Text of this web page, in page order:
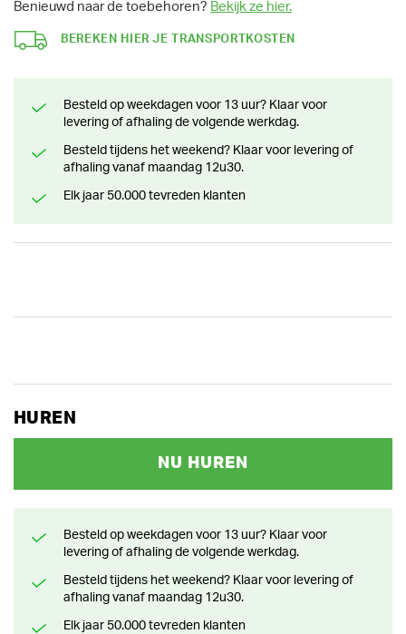
Benieuwd naar de toebehoren? Bekijk ze hier.
BEREKEN HIER JE TRANSPORTKOSTEN
Besteld op weekdagen voor 13 uur? Klaar voor
levering of afhaling de volgende werkdag.
Besteld tijdens het weekend? Klaar voor levering of
afhaling vanaf maandag 12u30.
Elk jaar 50.000 tevreden klanten
HUREN
NU HUREN
Besteld op weekdagen voor 13 uur? Klaar voor
levering of afhaling de volgende werkdag.
Besteld tijdens het weekend? Klaar voor levering of
afhaling vanaf maandag 12u30.
Elk jaar 50.000 tevreden klanten